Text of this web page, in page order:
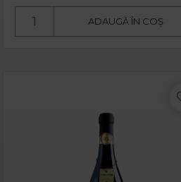
ADAUGĂ ÎN COȘ